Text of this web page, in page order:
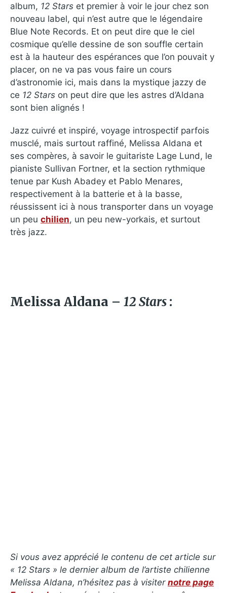
album, 12 Stars et premier à voir le jour chez son
nouveau label, qui n’est autre que le légendaire
Blue Note Records. Et on peut dire que le ciel
cosmique qu’elle dessine de son souffle certain
est à la hauteur des espérances que l’on pouvait y
placer, on ne va pas vous faire un cours
d’astronomie ici, mais dans la mystique jazzy de
ce 12 Stars on peut dire que les astres d’Aldana
sont bien alignés !
Jazz cuivré et inspiré, voyage introspectif parfois
musclé, mais surtout raffiné, Melissa Aldana et
ses compères, à savoir le guitariste Lage Lund, le
pianiste Sullivan Fortner, et la section rythmique
tenue par Kush Abadey et Pablo Menares,
respectivement à la batterie et à la basse,
réussissent ici à nous transporter dans un voyage
un peu chilien, un peu new-yorkais, et surtout
très jazz.
Melissa Aldana – 12 Stars:
Si vous avez apprécié le contenu de cet article sur
« 12 Stars » le dernier album de l’artiste chilienne
Melissa Aldana, n’hésitez pas à visiter notre page